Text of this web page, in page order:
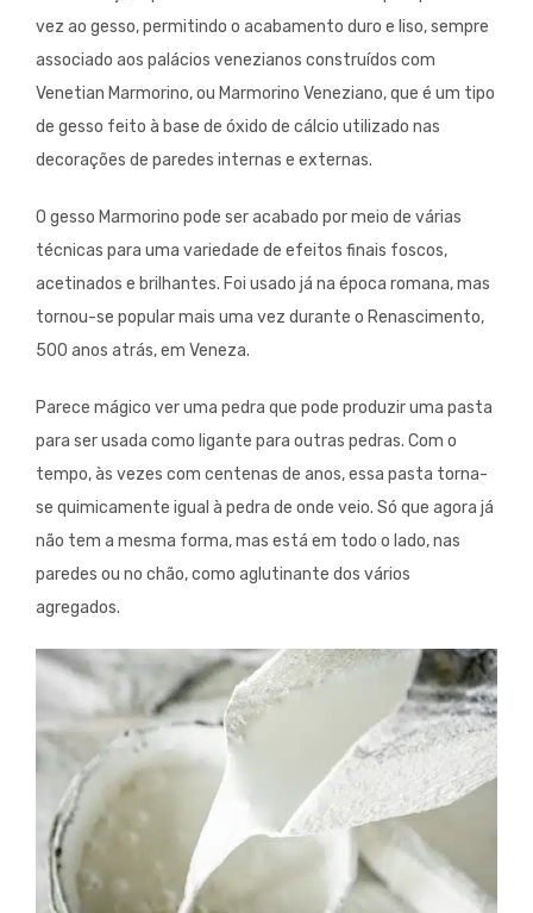
vez ao gesso, permitindo o acabamento duro e liso, sempre
associado aos palácios venezianos construídos com
Venetian Marmorino, ou Marmorino Veneziano, que é um tipo
de gesso feito à base de óxido de cálcio utilizado nas
decorações de paredes internas e externas.
O gesso Marmorino pode ser acabado por meio de várias
técnicas para uma variedade de efeitos finais foscos,
acetinados e brilhantes. Foi usado já na época romana, mas
tornou-se popular mais uma vez durante o Renascimento,
500 anos atrás, em Veneza.
Parece mágico ver uma pedra que pode produzir uma pasta
para ser usada como ligante para outras pedras. Com o
tempo, às vezes com centenas de anos, essa pasta torna-
se quimicamente igual à pedra de onde veio. Só que agora já
não tem a mesma forma, mas está em todo o lado, nas
paredes ou no chão, como aglutinante dos vários
agregados.